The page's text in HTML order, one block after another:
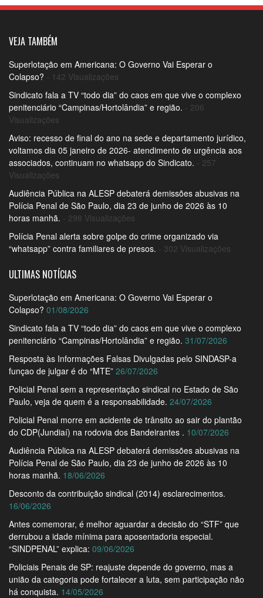
VEJA TAMBÉM
Superlotação em Americana: O Governo Vai Esperar o
Colapso? - 142 Visualizações
Sindicato fala a TV “todo dia” do caos em que vive o complexo
penitenciário “Campinas/Hortolândia” e região. - 206
Visualizações
Aviso: recesso de final do ano na sede e departamento jurídico,
voltamos dia 05 janeiro de 2026- atendimento de urgência aos
associados, continuam no whatsapp do Sindicato. - 257
Visualizações
Audiência Pública na ALESP debaterá demissões abusivas na
Polícia Penal de São Paulo, dia 23 de junho de 2026 às 10
horas manhã. - 298 Visualizações
Polícia Penal alerta sobre golpe do crime organizado via
“whatsapp” contra familiares de presos. - 302 Visualizações
ULTIMAS NOTÍCIAS
Superlotação em Americana: O Governo Vai Esperar o
Colapso? 01/08/2026
Sindicato fala a TV “todo dia” do caos em que vive o complexo
penitenciário “Campinas/Hortolândia” e região. 31/07/2026
Resposta às Informações Falsas Divulgadas pelo SINDASP-a
funçao de julgar é do “MTE” 26/07/2026
Policial Penal sem a representação sindical no Estado de São
Paulo, veja de quem é a responsabilidade. 24/07/2026
Policial Penal morre em acidente de trânsito ao sair do plantão
do CDP(Jundiaí) na rodovia dos Bandeirantes . 10/07/2026
Audiência Pública na ALESP debaterá demissões abusivas na
Polícia Penal de São Paulo, dia 23 de junho de 2026 às 10
horas manhã. 18/06/2026
Desconto da contribuição sindical (2014) esclarecimentos.
16/06/2026
Antes comemorar, é melhor aguardar a decisão do “STF” que
derrubou a idade mínima para aposentadoria especial.
“SINDPENAL” explica: 09/06/2026
Policiais Penais de SP: reajuste depende do governo, mas a
união da categoria pode fortalecer a luta, sem participação não
há conquista. 14/05/2026